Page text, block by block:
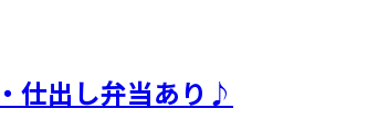
仕出し弁当あり♪